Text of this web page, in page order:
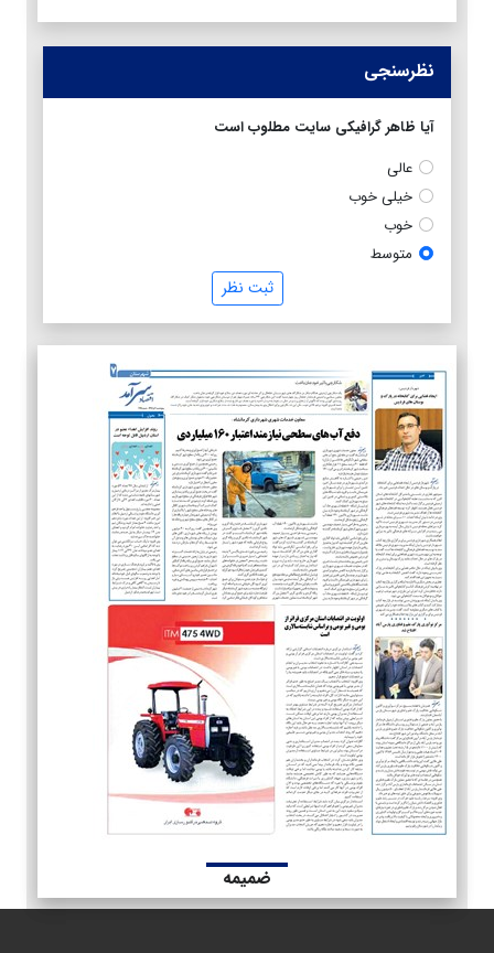
نظرسنجی
آیا ظاهر گرافیکی سایت مطلوب است
عالی
خیلی خوب
خوب
متوسط
ثبت نظر
ضمیمه